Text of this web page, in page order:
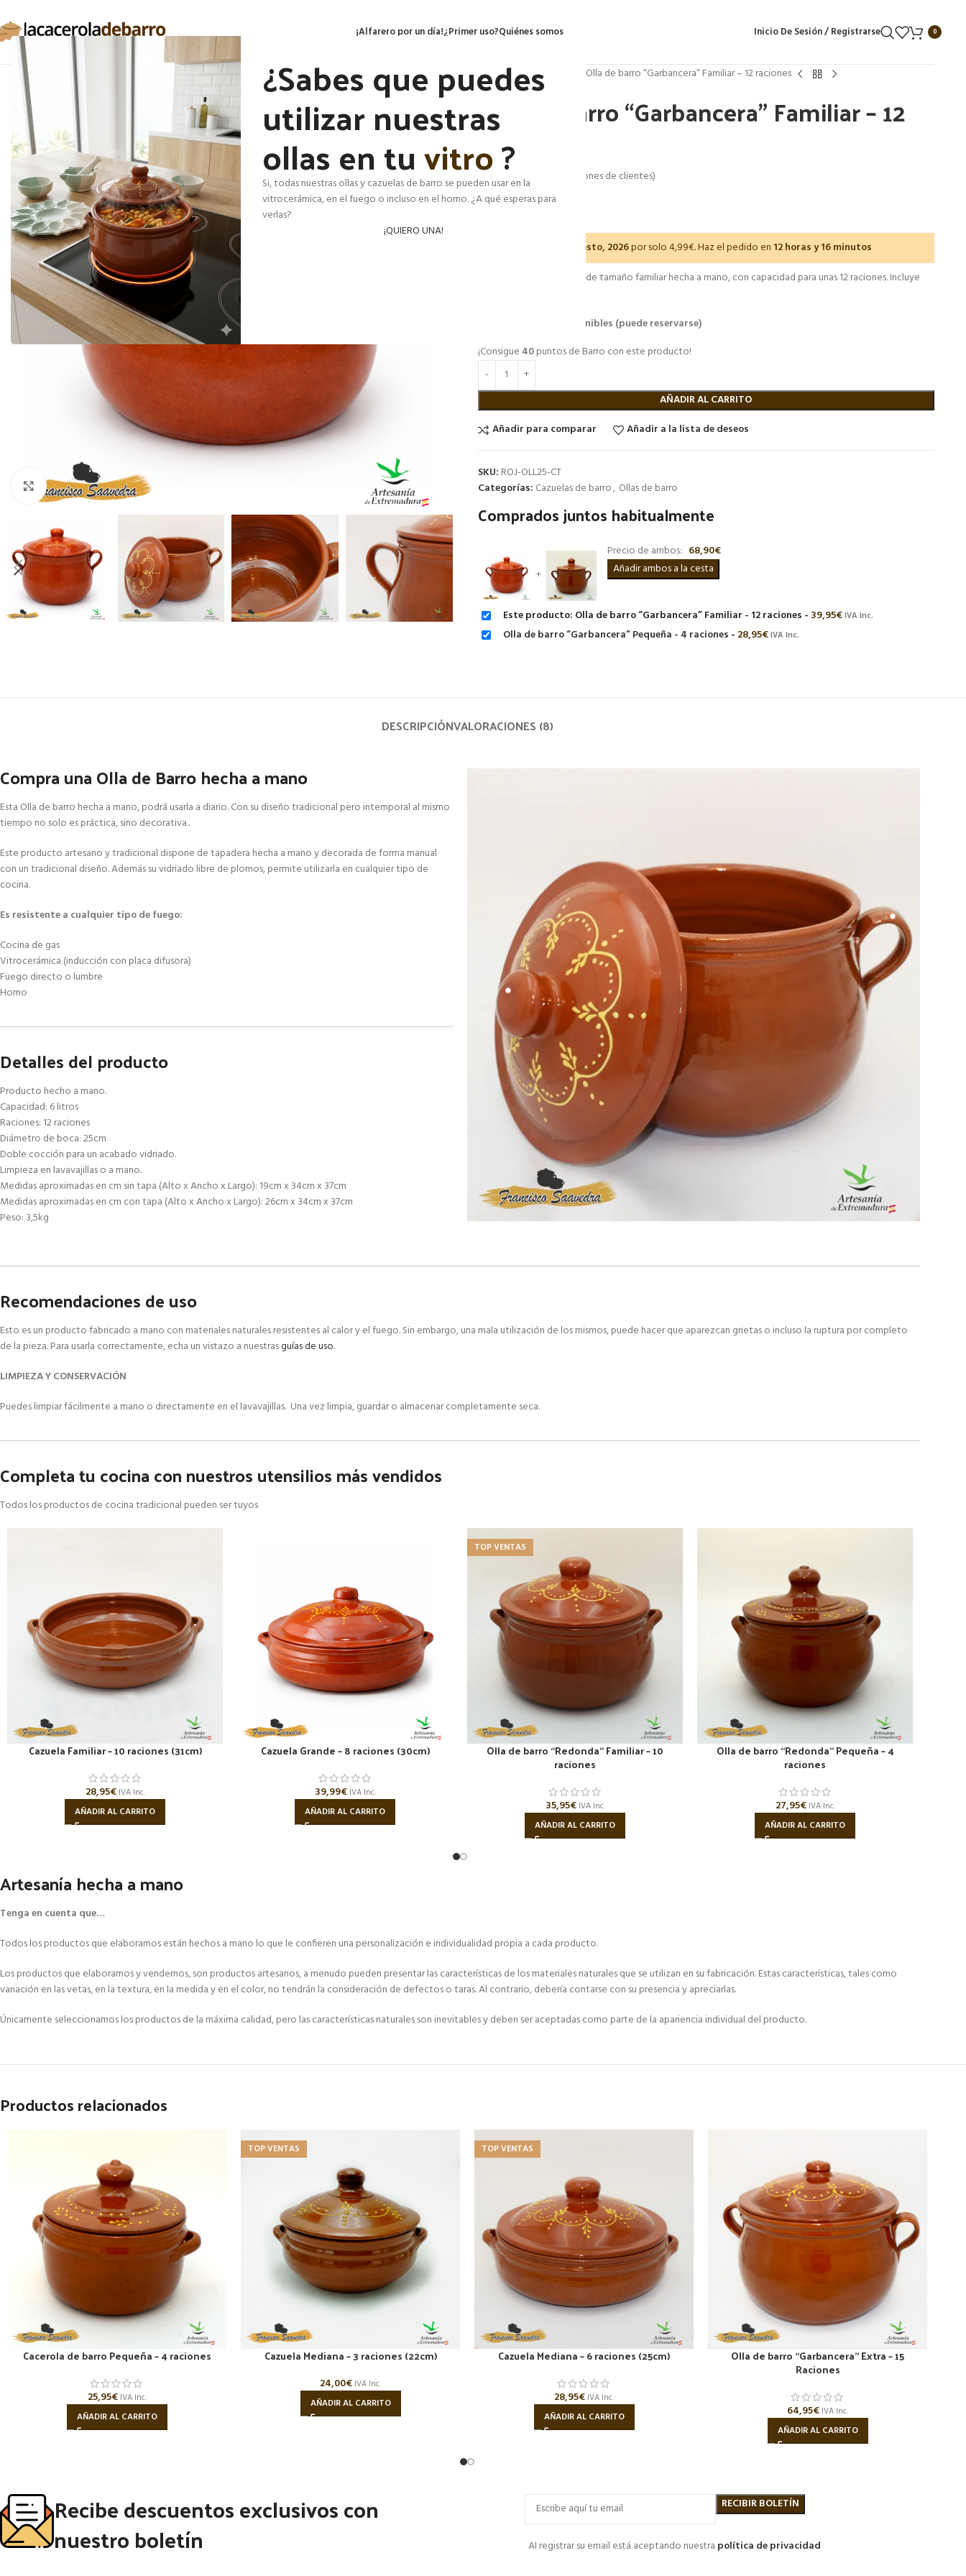
¿Sabes que puedes
utilizar nuestras
ollas en tuvitro?
Si, todas nuestras ollas y cazuelas de barro se pueden usar en la
vitrocerámica, en el fuego o incluso en el horno. ¿A qué esperas para
verlas?
¡QUIERO UNA!
¡Alfarero por un día!¿Primer uso?Quiénes somos Inicio De Sesión / Registrarse 0
Haga Click para agrandar
Inicio Cazuelas de barro Olla de barro “Garbancera” Familiar – 12 raciones
Olla de barro “Garbancera” Familiar – 12
raciones
valoraciones de clientes)
39,95€ IVA Inc.
10 agosto, 2026por solo 4,99€. Haz el pedido en 12 horas y 16 minutos
Olla de barro garbancera de tamaño familiar hecha a mano, con capacidad para unas 12 raciones. Incluye
Solo quedan 3 disponibles (puede reservarse)
¡Consigue 40puntos de Barro con este producto!
AÑADIR AL CARRITO
Añadir para comparar
Añadir a la lista de deseos
SKU: ROJ-OLL25-CT
Categorías: Cazuelas de barro, Ollas de barro
Comprados juntos habitualmente
+
Precio de ambos: 68,90€
Este producto: Olla de barro “Garbancera” Familiar - 12 raciones - 39,95€IVA Inc.
Olla de barro “Garbancera” Pequeña - 4 raciones - 28,95€IVA Inc.
DESCRIPCIÓNVALORACIONES (8)
Compra una Olla de Barro hecha a mano
Esta Olla de barro hecha a mano, podrá usarla a diario. Con su diseño tradicional pero intemporal al mismo
tiempo no solo es práctica, sino decorativa..
Este producto artesano y tradicional dispone de tapadera hecha a mano y decorada de forma manual
con un tradicional diseño. Además su vidriado libre de plomos, permite utilizarla en cualquier tipo de
cocina.
Es resistente a cualquier tipo de fuego:
Cocina de gas
Vitrocerámica (inducción con placa difusora)
Fuego directo o lumbre
Horno
Detalles del producto
Producto hecho a mano.
Capacidad: 6 litros
Raciones: 12 raciones
Diámetro de boca: 25cm
Doble cocción para un acabado vidriado.
Limpieza en lavavajillas o a mano.
Medidas aproximadas en cm sin tapa (Alto x Ancho x Largo): 19cm x 34cm x 37cm
Medidas aproximadas en cm con tapa (Alto x Ancho x Largo): 26cm x 34cm x 37cm
Peso: 3,5kg
Recomendaciones de uso
Esto es un producto fabricado a mano con materiales naturales resistentes al calor y el fuego. Sin embargo, una mala utilización de los mismos, puede hacer que aparezcan grietas o incluso la ruptura por completo
de la pieza. Para usarla correctamente, echa un vistazo a nuestrasguías de uso.
LIMPIEZA Y CONSERVACIÓN
Puedes limpiar fácilmente a mano o directamente en el lavavajillas. Una vez limpia, guardar o almacenar completamente seca.
Completa tu cocina con nuestros utensilios más vendidos
Todos los productos de cocina tradicional pueden ser tuyos
Cazuela Familiar – 10 raciones (31cm)
28,95€ IVA Inc.
AÑADIR AL CARRITO
Cazuela Grande – 8 raciones (30cm)
39,99€ IVA Inc.
AÑADIR AL CARRITO
TOP VENTAS
Olla de barro “Redonda” Familiar – 10
raciones
35,95€ IVA Inc.
AÑADIR AL CARRITO
Olla de barro “Redonda” Pequeña – 4
raciones
27,95€ IVA Inc.
AÑADIR AL CARRITO
Artesanía hecha a mano
Tenga en cuenta que…
Todos los productos que elaboramos están hechos a mano lo que le confieren una personalización e individualidad propia a cada producto.
Los productos que elaboramos y vendemos, son productos artesanos, a menudo pueden presentar las características de los materiales naturales que se utilizan en su fabricación. Estas características, tales como
variación en las vetas, en la textura, en la medida y en el color, no tendrán la consideración de defectos o taras. Al contrario, debería contarse con su presencia y apreciarlas.
Únicamente seleccionamos los productos de la máxima calidad, pero las características naturales son inevitables y deben ser aceptadas como parte de la apariencia individual del producto.
Productos relacionados
Cacerola de barro Pequeña – 4 raciones
25,95€ IVA Inc.
AÑADIR AL CARRITO
TOP VENTAS
Cazuela Mediana – 3 raciones (22cm)
24,00€ IVA Inc.
AÑADIR AL CARRITO
TOP VENTAS
Cazuela Mediana – 6 raciones (25cm)
28,95€ IVA Inc.
AÑADIR AL CARRITO
Olla de barro “Garbancera” Extra – 15
Raciones
64,95€ IVA Inc.
AÑADIR AL CARRITO
Recibe descuentos exclusivos con
nuestro boletín Al registrar su email está aceptando nuestra política de privacidad